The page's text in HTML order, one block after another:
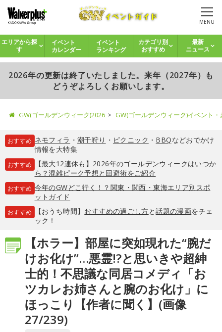
MENU
エリアから探
す
イベント
カレンダー
イベント
ランキング
カテゴリ別
おすすめ
最新
ニュース
2026年の更新は終了いたしました。来年（2027年）も
どうぞよろしくお願いします。
GW(ゴールデンウィーク)2026 GW(ゴールデンウィーク)イベント
おすすめ ネモフィラ ・ 潮干狩り ・ ピクニック ・ BBQなどおでかけ
情報を大特集
おすすめ
【最大12連休も】2026年のゴールデンウィークはいつか
ら？混雑ピーク予想と回避術をご紹介
おすすめ 今年のGWどこ行く！？関東・関西・東海エリア別スポ
ットガイド
おすすめ 【おうち時間】 おすすめの過ごし方と話題の漫画をチェ
ック！
【ホラー】部屋に突如現れた“腕だ
けお化け”…悪霊!?と思いきや超紳
士的！不思議な同居コメディ「お
ツカレお姉さんと腕のお化け」に
ほっこり【作者に聞く】(画像
27/239)